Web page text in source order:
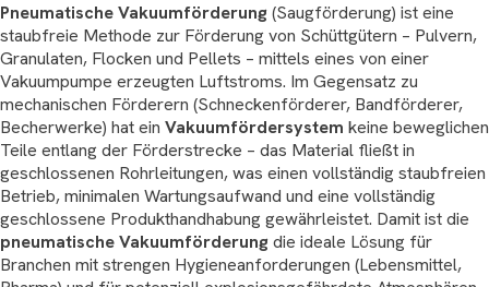
Pneumatische Vakuumförderung(Saugförderung) ist eine
staubfreie Methode zur Förderung von Schüttgütern – Pulvern,
Granulaten, Flocken und Pellets – mittels eines von einer
Vakuumpumpe erzeugten Luftstroms. Im Gegensatz zu
mechanischen Förderern (Schneckenförderer, Bandförderer,
Becherwerke) hat ein Vakuumfördersystem keine beweglichen
Teile entlang der Förderstrecke – das Material fließt in
geschlossenen Rohrleitungen, was einen vollständig staubfreien
Betrieb, minimalen Wartungsaufwand und eine vollständig
geschlossene Produkthandhabung gewährleistet. Damit ist die
pneumatische Vakuumförderungdie ideale Lösung für
Branchen mit strengen Hygieneanforderungen (Lebensmittel,